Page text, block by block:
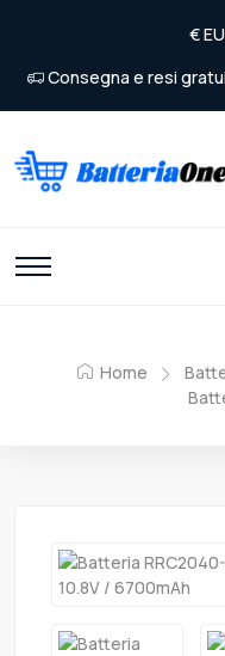
Consegna e resi
Home